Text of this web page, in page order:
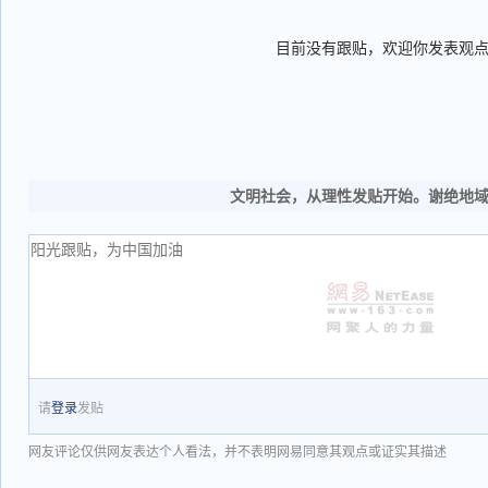
目前没有跟贴，欢迎你发表观点
文明社会，从理性发贴开始。谢绝地
请登录发贴
网友评论仅供网友表达个人看法，并不表明网易同意其观点或证实其描述